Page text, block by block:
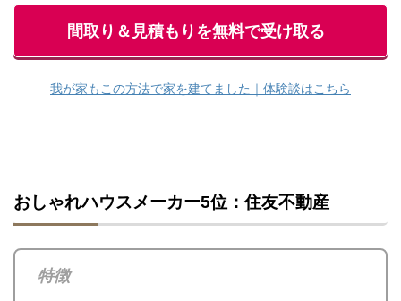
間取り＆見積もりを無料で受け取る
我が家もこの方法で家を建てました｜体験談はこちら
おしゃれハウスメーカー5位：住友不動産
特徴